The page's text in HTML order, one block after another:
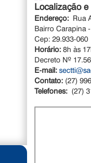
Localização
Endereço: Rua
Bairro Carapina
Cep: 29.933-060
Horário: 8h às
Decreto Nº
E-mail:
Contato: (27)
Telefones: (27)